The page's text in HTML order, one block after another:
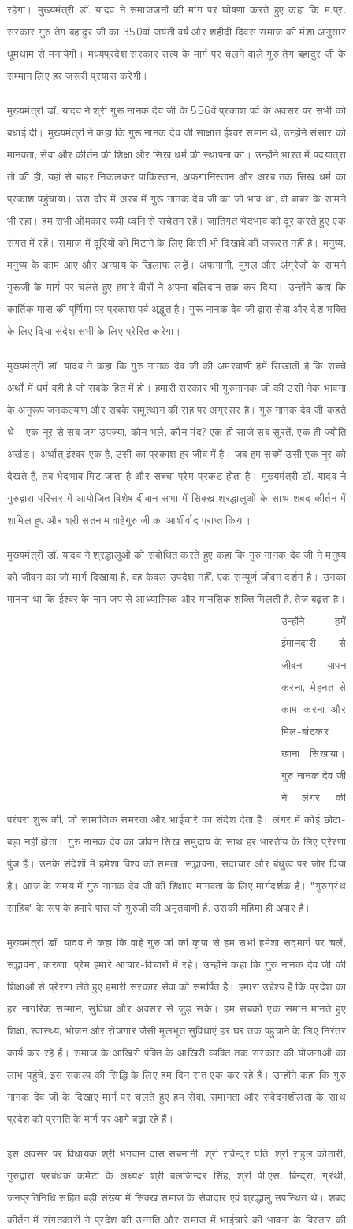
रहेगा। मुख्यमंत्री डॉ. यादव ने समाजजनों की मांग पर घोषणा करते हुए कहा कि म.प्र.
सरकार गुरु तेग बहादुर जी का 350वां जयंती वर्ष और शहीदी दिवस समाज की मंशा अनुसार
धूमधाम से मनायेगी। मध्यप्रदेश सरकार सत्य के मार्ग पर चलने वाले गुरु तेग बहादुर जी के
सम्मान लिए हर जरूरी प्रयास करेगी।
मुख्यमंत्री डॉ. यादव ने श्री गुरू नानक देव जी के 556वें प्रकाश पर्व के अवसर पर सभी को
बधाई दी। मुख्यमंत्री ने कहा कि गुरू नानक देव जी साक्षात ईश्वर समान थे, उन्होंने संसार को
मानवता, सेवा और कीर्तन की शिक्षा और सिख धर्म की स्थापना की। उन्होंने भारत में पदयात्रा
तो की ही, यहां से बाहर निकलकर पाकिस्तान, अफगानिस्तान और अरब तक सिख धर्म का
प्रकाश पहुंचाया। उस दौर में अरब में गुरू नानक देव जी का जो भाव था, वो बाबर के सामने
भी रहा। हम सभी ओंमकार रूपी ध्वनि से सचेतन रहें। जातिगत भेदभाव को दूर करते हुए एक
संगत में रहें। समाज में दूरियों को मिटाने के लिए किसी भी दिखावे की जरूरत नहीं है। मनुष्य,
मनुष्य के काम आए और अन्याय के खिलाफ लड़ें। अफगानी, मुगल और अंग्रेजों के सामने
गुरूजी के मार्ग पर चलते हुए हमारे वीरों ने अपना बलिदान तक कर दिया। उन्होंने कहा कि
कार्तिक मास की पूर्णिमा पर प्रकाश पर्व अद्भुत है। गुरू नानक देव जी द्वारा सेवा और देश भक्ति
के लिए दिया संदेश सभी के लिए प्रेरित करेगा।
मुख्यमंत्री डॉ. यादव ने कहा कि गुरु नानक देव जी की अमरवाणी हमें सिखाती है कि सच्चे
अर्थों में धर्म वही है जो सबके हित में हो। हमारी सरकार भी गुरुनानक जी की उसी नेक भावना
के अनुरूप जनकल्याण और सबके समुत्थान की राह पर अग्रसर है। गुरु नानक देव जी कहते
थे - एक नूर से सब जग उपज्या, कौन भले, कौन मंद? एक ही साजे सब सुरतें, एक ही ज्योति
अखंड। अर्थात् ईश्वर एक है, उसी का प्रकाश हर जीव में है। जब हम सबमें उसी एक नूर को
देखते हैं, तब भेदभाव मिट जाता है और सच्चा प्रेम प्रकट होता है। मुख्यमंत्री डॉ. यादव ने
गुरुद्वारा परिसर में आयोजित विशेष दीवान सभा में सिक्ख श्रद्धालुओं के साथ शबद कीर्तन में
शामिल हुए और श्री सतनाम वाहेगुरु जी का आशीर्वाद प्राप्त किया।
मुख्यमंत्री डॉ. यादव ने श्रद्धालुओं को संबोधित करते हुए कहा कि गुरु नानक देव जी ने मनुष्य
को जीवन का जो मार्ग दिखाया है, वह केवल उपदेश नहीं, एक सम्पूर्ण जीवन दर्शन है। उनका
मानना था कि ईश्वर के नाम जप से आध्यात्मिक और मानसिकशक्ति मिलती है, तेज बढ़ता है।
उन्होंने हमें
ईमानदारी से
जीवन यापन
करना, मेहनत से
काम करना और
मिल-बांटकर
खाना सिखाया।
गुरु नानक देव जी
ने लंगर की
परंपरा शुरू की, जो सामाजिक समरता और भाईचारे का संदेश देता है। लंगर में कोई छोटा-
बड़ा नहीं होता। गुरु नानक देव का जीवन सिख समुदाय के साथ हर भारतीय के लिए प्रेरणा
पुंज हैं। उनके संदेशों में हमेशा विश्व को समता, सद्भावना, सदाचार और बंधुत्व पर जोर दिया
है। आज के समय में गुरु नानक देव जी की शिक्षाएं मानवता के लिए मार्गदर्शक हैं। "गुरुग्रंथ
साहिब" के रूप के हमारे पास जो गुरुजी की अमृतवाणी है, उसकी महिमा ही अपार है।
मुख्यमंत्री डॉ. यादव ने कहा कि वाहे गुरु जी की कृपा से हम सभी हमेशा सद्मार्ग पर चलें,
सद्भावना, करुणा, प्रेम हमारे आचार-विचारों में रहे। उन्होंने कहा कि गुरु नानक देव जी की
शिक्षाओं से प्रेरणा लेते हुए हमारी सरकार सेवा को समर्पित है। हमारा उद्देश्य है कि प्रदेश का
हर नागरिक सम्मान, सुविधा और अवसर से जुड़ सके। हम सबको एक समान मानते हुए
शिक्षा, स्वास्थ्य, भोजन और रोजगार जैसी मूलभूत सुविधाएं हर घर तक पहुंचाने के लिए निरंतर
कार्य कर रहे हैं। समाज के आखिरी पंक्ति के आखिरी व्यक्ति तक सरकार की योजनाओं का
लाभ पहुंचे, इस संकल्प की सिद्धि के लिए हम दिन रात एक कर रहे हैं। उन्होंने कहा कि गुरु
नानक देव जी के दिखाए मार्ग पर चलते हुए हम सेवा, समानता और संवेदनशीलता के साथ
प्रदेश को प्रगति के मार्ग पर आगे बढ़ा रहे हैं।
इस अवसर पर विधायक श्री भगवान दास सबनानी, श्री रविन्द्र यति, श्री राहुल कोठारी,
गुरुद्वारा प्रबंधक कमेटी के अध्यक्ष श्री बलजिन्दर सिंह, श्री पी.एस. बिन्द्रा, ग्रंथी,
जनप्रतिनिधि सहित बड़ी संख्या में सिक्ख समाज के सेवादार एवं श्रद्धालु उपस्थित थे। शबद
कीर्तन में संगतकारों ने प्रदेश की उन्नति और समाज में भाईचारे की भावना के विस्तार की